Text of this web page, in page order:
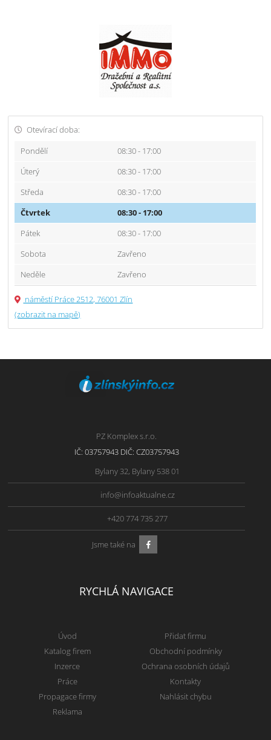
Otevírací doba:
Pondělí
08:30 - 17:00
Úterý
08:30 - 17:00
Středa
08:30 - 17:00
Čtvrtek
08:30 - 17:00
Pátek
08:30 - 17:00
Sobota
Zavřeno
Neděle
Zavřeno
náměstí Práce 2512, 76001 Zlín
(zobrazit na mapě)
PZ Komplex s.r.o.
IČ: 03757943 DIČ: CZ03757943
Bylany 32, Bylany 538 01
info@infoaktualne.cz
+420 774 735 277
Jsme také na
RYCHLÁ NAVIGACE
Úvod
Katalog firem
Inzerce
Práce
Propagace firmy
Reklama
Přidat firmu
Obchodní podmínky
Ochrana osobních údajů
Kontakty
Nahlásit chybu